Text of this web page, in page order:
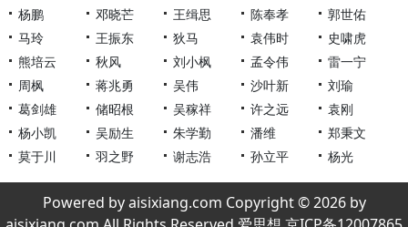
杨鹏
邓晓芒 王缉思 陈奉孝
郭世佑
马玲
王振东 狄马 袁伟时
史啸虎
熊培云
秋风 刘小枫 孟令伟
雷一宁
周枫
蒋兆勇 吴伟 沙叶新
刘瑜
葛剑雄
储昭根 吴稼祥 许之远
袁刚
杨小凯
吴励生 朱学勤 潘维
郑秉文
莫于川
羽之野 谢志浩 孙立平 杨光
Powered by aisixiang.com Copyright © 2026 by